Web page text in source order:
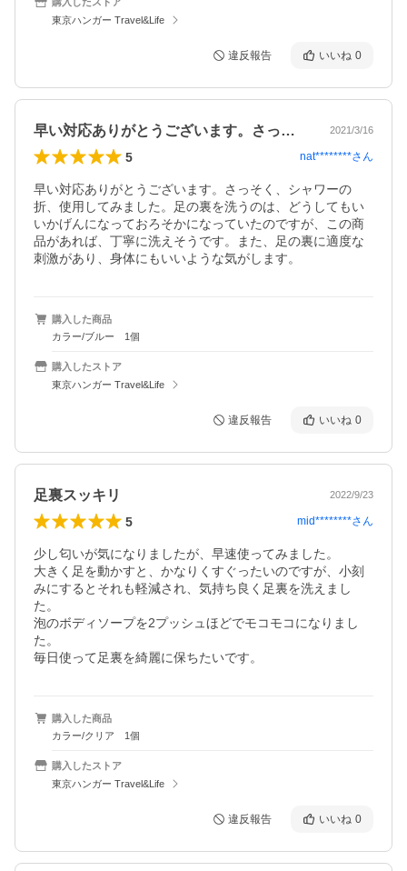
東京ハンガー Travel&Life
違反報告 いいね 0
早い対応ありがとうございます。さっそく… 2021/3/16
5 nat********さん
早い対応ありがとうございます。さっそく、シャワーの
折、使用してみました。足の裏を洗うのは、どうしてもい
いかげんになっておろそかになっていたのですが、この商
品があれば、丁寧に洗えそうです。また、足の裏に適度な
刺激があり、身体にもいいような気がします。
購入した商品
カラー/ブルー 1個
購入したストア
東京ハンガー Travel&Life
違反報告 いいね 0
足裏スッキリ 2022/9/23
5 mid********さん
少し匂いが気になりましたが、早速使ってみました。
大きく足を動かすと、かなりくすぐったいのですが、小刻
みにするとそれも軽減され、気持ち良く足裏を洗えまし
た。
泡のボディソープを2プッシュほどでモコモコになりまし
た。
毎日使って足裏を綺麗に保ちたいです。
購入した商品
カラー/クリア 1個
購入したストア
東京ハンガー Travel&Life
違反報告 いいね 0